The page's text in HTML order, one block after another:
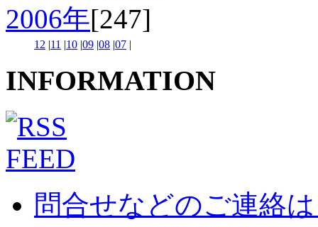
2006年[247]
12 |11 |10 |09 |08 |07 |
INFORMATION
問合せなどのご連絡